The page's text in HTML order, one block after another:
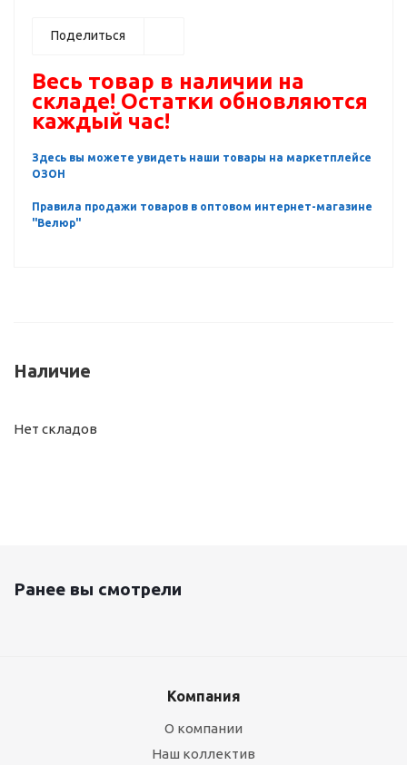
Поделиться
Весь товар в наличии на
складе! Остатки обновляются
каждый час!
Здесь вы можете увидеть наши товары на маркетплейсе
ОЗОН
Правила продажи товаров в оптовом интернет-магазине
"Велюр"
Наличие
Нет складов
Ранее вы смотрели
Компания
О компании
Наш коллектив